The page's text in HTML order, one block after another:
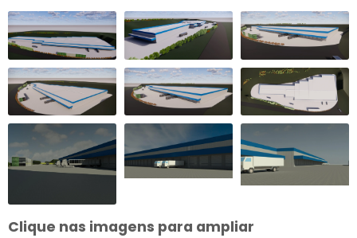
Clique nas imagens para ampliar